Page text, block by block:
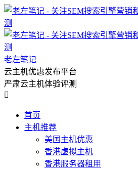
老左笔记
云主机优惠发布平台
严肃云主机体验评测

首页
主机推荐
美国主机优惠
香港虚拟主机
香港服务器租用